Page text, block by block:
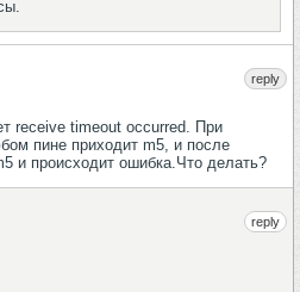
receive timeout occurred. При
пине приходит m5, и после
и происходит ошибка.Что делать?
reply
reply